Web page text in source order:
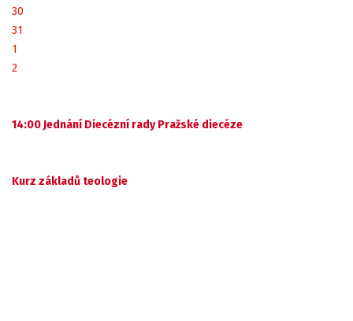
30
31
1
2
14:00 Jednání Diecézní rady Pražské diecéze
Kurz základů teologie